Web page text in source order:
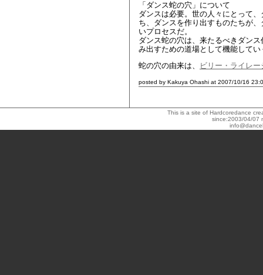
「ダンス蛇の穴」について
ダンスは必要。世の人々にとって
ち、ダンスを作り出すものたちが
いプロセスだ。
ダンス蛇の穴は、来たるべきダン
み出すための道場として機能して
蛇の穴の由来は、
ビリー・ライレー
posted by Kakuya Ohashi at 2007/10/16
This is a site of Hardcoredance
since:2003/04/07